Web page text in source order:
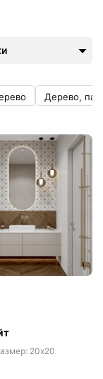
Дерево,
20x20